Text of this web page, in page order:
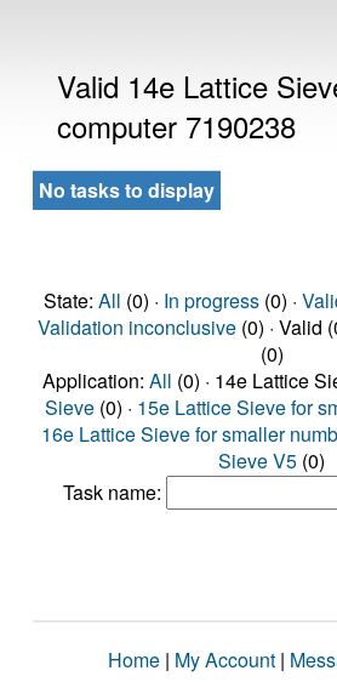
Valid 14e Lattice
computer 7190238
No tasks to display
State: All (0) · In progress(0) ·
Validation inconclusive(0) · Valid
(0)
Application: All (0) · 14e Lattice
Sieve (0) · 15e Lattice Sieve for
16e Lattice Sieve for smaller
Sieve V5 (0)
Task name:
Home | My Account |